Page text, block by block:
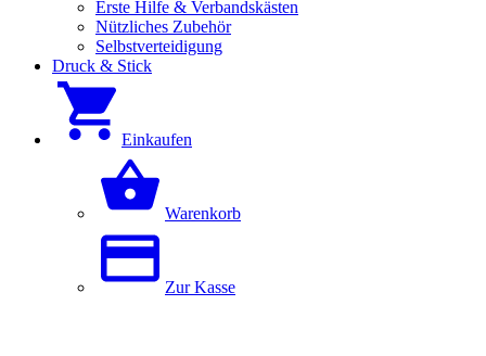
Erste Hilfe & Verbandskästen
Nützliches Zubehör
Selbstverteidigung
Druck & Stick
Einkaufen
Warenkorb
Zur Kasse